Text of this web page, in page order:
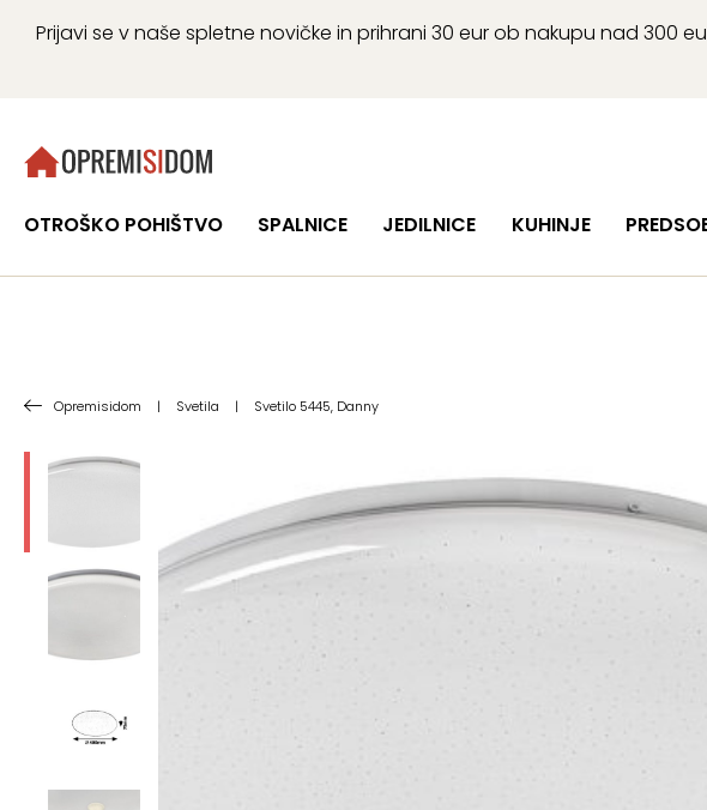
Prijavi se v naše spletne novičke in prihrani 30 eur ob nakupu nad 300
OTROŠKO POHIŠTVO SPALNICE JEDILNICE KUHINJE
Opremisidom | Svetila | Svetilo 5445, Danny